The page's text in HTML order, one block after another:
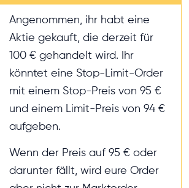
Angenommen, ihr habt eine
Aktie gekauft, die derzeit für
100 € gehandelt wird. Ihr
könntet eine Stop-Limit-Order
mit einem Stop-Preis von 95 €
und einem Limit-Preis von 94 €
aufgeben.
Wenn der Preis auf 95 € oder
darunter fällt, wird eure Order